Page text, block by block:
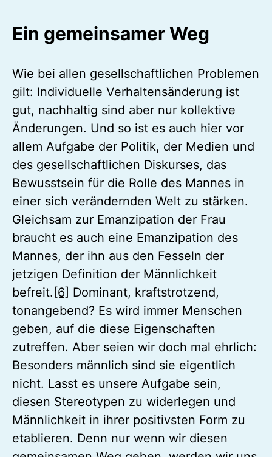
Ein gemeinsamer Weg
Wie bei allen gesellschaftlichen Problemen
gilt: Individuelle Verhaltensänderung ist
gut, nachhaltig sind aber nur kollektive
Änderungen. Und so ist es auch hier vor
allem Aufgabe der Politik, der Medien und
des gesellschaftlichen Diskurses, das
Bewusstsein für die Rolle des Mannes in
einer sich verändernden Welt zu stärken.
Gleichsam zur Emanzipation der Frau
braucht es auch eine Emanzipation des
Mannes, der ihn aus den Fesseln der
jetzigen Definition der Männlichkeit
befreit. [6] Dominant, kraftstrotzend,
tonangebend? Es wird immer Menschen
geben, auf die diese Eigenschaften
zutreffen. Aber seien wir doch mal ehrlich:
Besonders männlich sind sie eigentlich
nicht. Lasst es unsere Aufgabe sein,
diesen Stereotypen zu widerlegen und
Männlichkeit in ihrer positivsten Form zu
etablieren. Denn nur wenn wir diesen